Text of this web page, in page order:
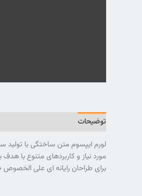
توضیحات
لورم ایپسوم متن ساختگی با تولید
مورد نیاز و کاربردهای متنوع با
برای طراحان رایانه ای علی